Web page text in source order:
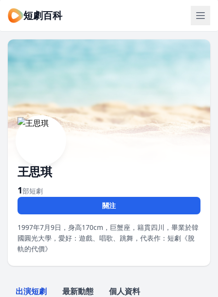
短劇百科
王思琪
1部短劇
關注
1997年7月9日，身高170cm，巨蟹座，籍貫四川，畢業於韓
國圓光大學，愛好：遊戲、唱歌、跳舞，代表作：短劇《脫
軌的代價》
出演短劇 最新動態 個人資料